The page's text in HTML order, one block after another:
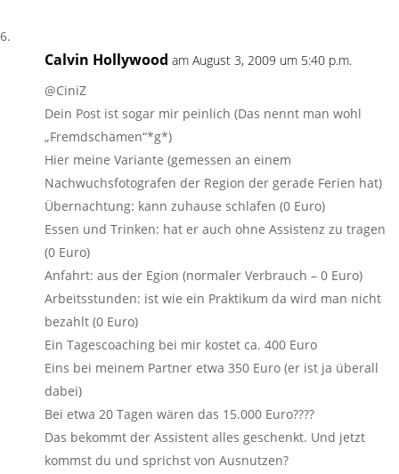
Calvin Hollywood am August 3, 2009 um 5:40 p.m.
@CiniZ
Dein Post ist sogar mir peinlich (Das nennt man wohl
„Fremdschämen“*g*)
Hier meine Variante (gemessen an einem
Nachwuchsfotografen der Region der gerade Ferien hat)
Übernachtung: kann zuhause schlafen (0 Euro)
Essen und Trinken: hat er auch ohne Assistenz zu tragen
(0 Euro)
Anfahrt: aus der Egion (normaler Verbrauch – 0 Euro)
Arbeitsstunden: ist wie ein Praktikum da wird man nicht
bezahlt (0 Euro)
Ein Tagescoaching bei mir kostet ca. 400 Euro
Eins bei meinem Partner etwa 350 Euro (er ist ja überall
dabei)
Bei etwa 20 Tagen wären das 15.000 Euro????
Das bekommt der Assistent alles geschenkt. Und jetzt
kommst du und sprichst von Ausnutzen?